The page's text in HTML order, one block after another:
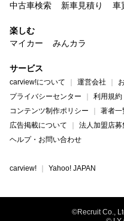
中古車検索
新車見積り 車
楽しむ
マイカー
みんカラ
サービス
carview!について 運営会社
プライバシーセンター
利用規約
コンテンツ制作ポリシー
著者一
広告掲載について
法人加盟店募
ヘルプ・お問い合わせ
carview! Yahoo! JAPAN
©Recruit Co.,